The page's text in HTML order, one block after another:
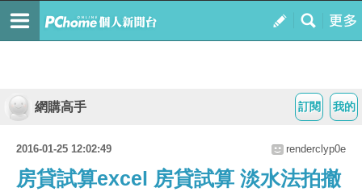
我的
訂閱
網購高手
2016-01-25 12:02:49 renderclyp0e
房貸試算excel 房貸試算 淡水法拍撤